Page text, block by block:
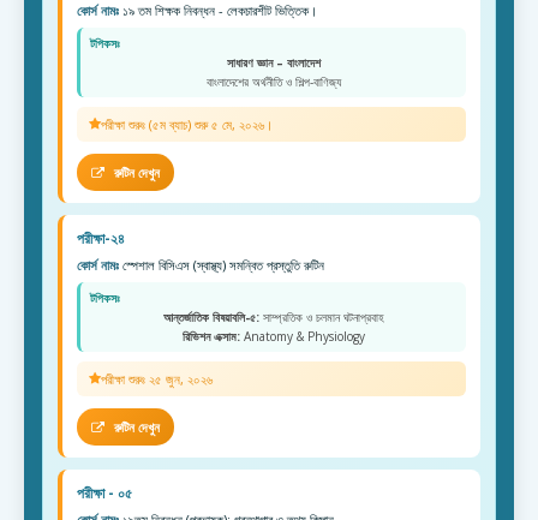
কোর্স নামঃ ১৯ তম শিক্ষক নিবন্ধন - লেকচারশীট ভিত্তিক।
টপিকসঃ
সাধারণ জ্ঞান – বাংলাদেশ
বাংলাদেশের অর্থনীতি ও শিল্প-বাণিজ্য
পরীক্ষা শুরুঃ (৫ম ব্যাচ) শুরু ৫ মে, ২০২৬।
রুটিন দেখুন
পরীক্ষা-২৪
কোর্স নামঃ স্পেশাল বিসিএস (স্বাস্থ্য) সমন্বিত প্রস্তুতি রুটিন
টপিকসঃ
আন্তর্জাতিক বিষয়াবলি-৫:সাম্প্রতিক ও চলমান ঘটনাপ্রবাহ
রিভিশন এক্সাম:Anatomy & Physiology
পরীক্ষা শুরুঃ ২৫ জুন, ২০২৬
রুটিন দেখুন
পরীক্ষা - ০৫